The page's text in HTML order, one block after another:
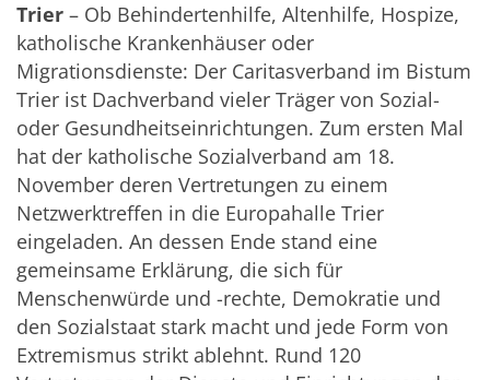
Trier – Ob Behindertenhilfe, Altenhilfe, Hospize,
katholische Krankenhäuser oder
Migrationsdienste: Der Caritasverband im Bistum
Trier ist Dachverband vieler Träger von Sozial-
oder Gesundheitseinrichtungen. Zum ersten Mal
hat der katholische Sozialverband am 18.
November deren Vertretungen zu einem
Netzwerktreffen in die Europahalle Trier
eingeladen. An dessen Ende stand eine
gemeinsame Erklärung, die sich für
Menschenwürde und -rechte, Demokratie und
den Sozialstaat stark macht und jede Form von
Extremismus strikt ablehnt. Rund 120